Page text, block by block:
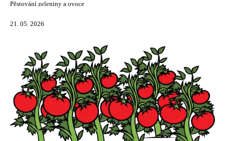
Pěstování zeleniny a ovoce
21. 05. 2026